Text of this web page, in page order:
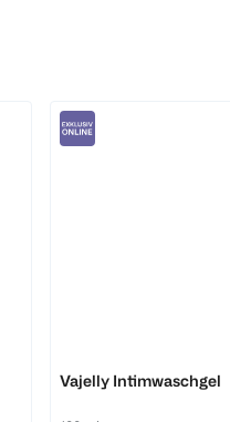
Vajelly Intimwaschgel